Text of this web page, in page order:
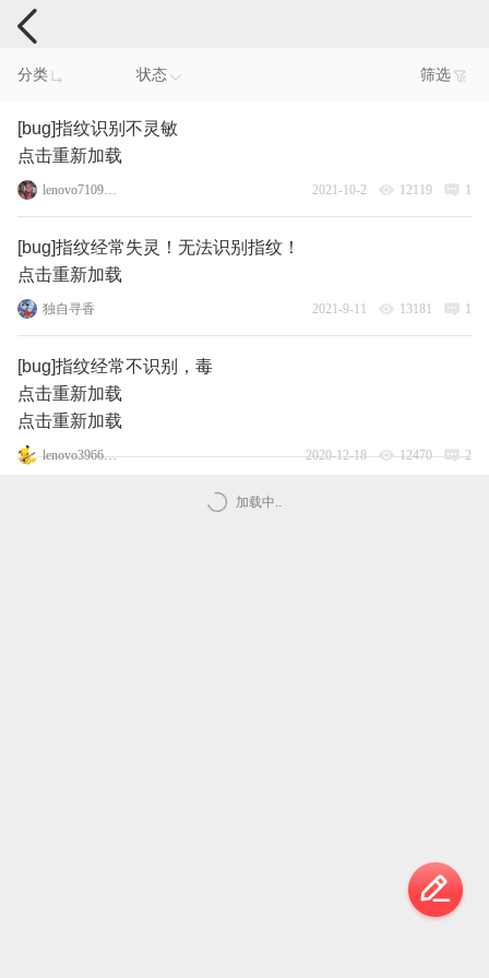
手机反馈
分类 状态 筛选
[bug]指纹识别不灵敏
点击重新加载
lenovo71091503 2021-10-2 12119 1
[bug]指纹经常失灵！无法识别指纹！
点击重新加载
独自寻香 2021-9-11 13181 1
[bug]指纹经常不识别，毒
点击重新加载
点击重新加载
lenovo3966401 2020-12-18 12470 2
加载中..